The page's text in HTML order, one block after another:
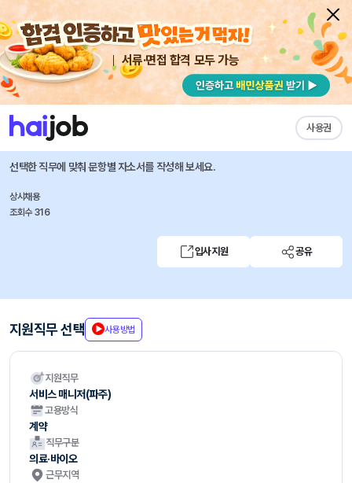
서류·면접 합격 모두 가능
사용권
채용공고 자소서 자유항목 자소서 내 작성목록
GC셀 즐겨찾기
검체 관리 서비스 매니저 채용 (파주)
선택한 직무에 맞춰 문항별 자소서를 작성해 보세요.
상시채용
조회수 316
입사지원 공유
지원직무 선택 사용방법
지원직무
서비스 매니저(파주)
고용방식
계약
직무구분
의료·바이오
근무지역